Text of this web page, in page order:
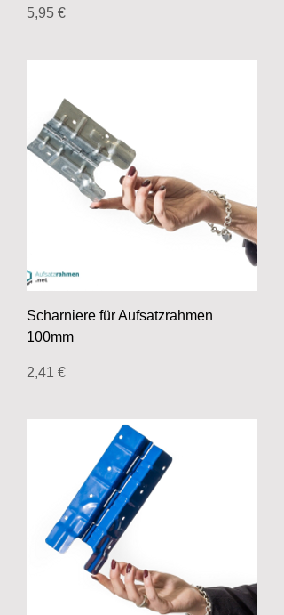
Preis
5,95 €
Scharniere für Aufsatzrahmen
100mm
Preis
2,41 €